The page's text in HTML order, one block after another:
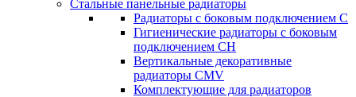
Стальные панельные радиаторы
Радиаторы c боковым подключением C
Гигиенические радиаторы c боковым
подключением CH
Вертикальные декоративные
радиаторы CMV
Комплектующие для радиаторов